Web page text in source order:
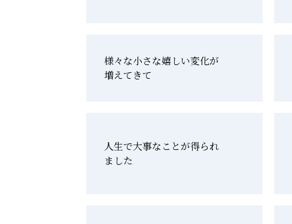
様々な小さな嬉しい変化が
増えてきて
人生で大事なことが得られ
ました